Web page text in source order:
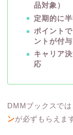
品対象）
定期的に
ポイント
ントが付与
キャリア
応
DMMブックスで
ンが必ずもらえま